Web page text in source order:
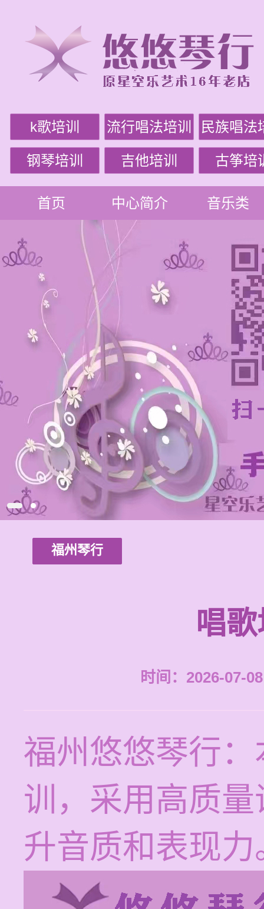
k歌培训 流行唱法培训 民族唱法
钢琴培训 吉他培训 古筝培
首页 中心简介 音乐类
福州琴行
唱
时间：2026-07-
福州悠悠琴行
训，采用高质
升音质和表现力